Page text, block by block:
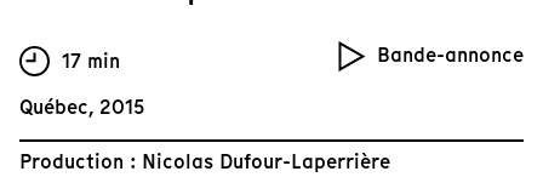
Bande-annonce
17 min
Québec, 2015
Production : Nicolas Dufour-Laperrière